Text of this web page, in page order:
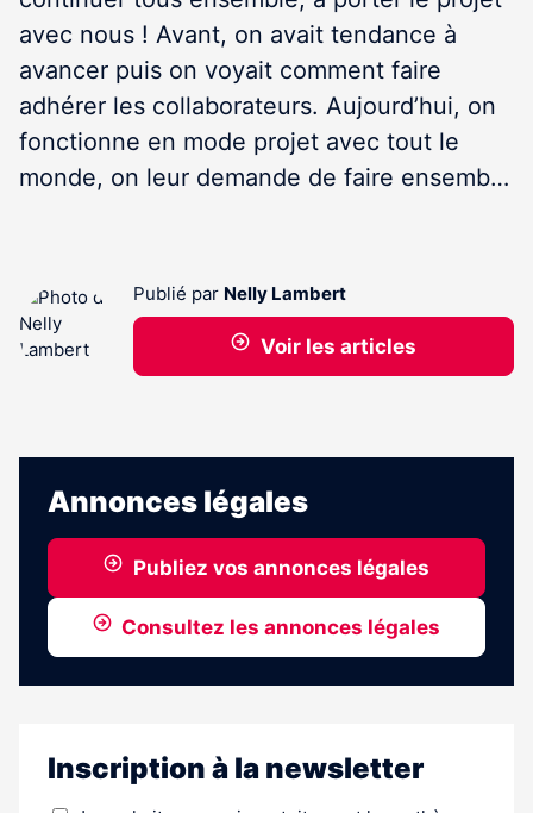
avec nous ! Avant, on avait tendance à
avancer puis on voyait comment faire
adhérer les collaborateurs. Aujourd’hui, on
fonctionne en mode projet avec tout le
monde, on leur demande de faire ensemb…
Publié par Nelly Lambert
Voir les articles
Annonces légales
Publiez vos annonces légales
Consultez les annonces légales
Inscription à la newsletter